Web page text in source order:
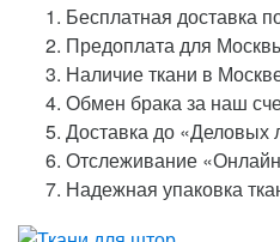
Бесплатная доставка
Предоплата для
Наличие ткани в
Обмен брака за наш
Доставка до «Деловых
Отслеживание
Надежная упаковка